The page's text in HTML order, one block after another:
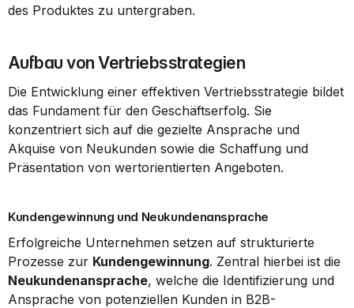
des Produktes zu untergraben.
Aufbau von Vertriebsstrategien
Die Entwicklung einer effektiven Vertriebsstrategie bildet
das Fundament für den Geschäftserfolg. Sie
konzentriert sich auf die gezielte Ansprache und
Akquise von Neukunden sowie die Schaffung und
Präsentation von wertorientierten Angeboten.
Kundengewinnung und Neukundenansprache
Erfolgreiche Unternehmen setzen auf strukturierte
Prozesse zur Kundengewinnung
Neukundenansprache, welche die Identifizierung und
Ansprache von potenziellen Kunden in B2B-